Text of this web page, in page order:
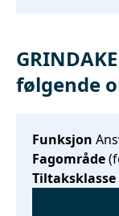
følgende
Funksjon
Fagområde
Tiltaksklasse